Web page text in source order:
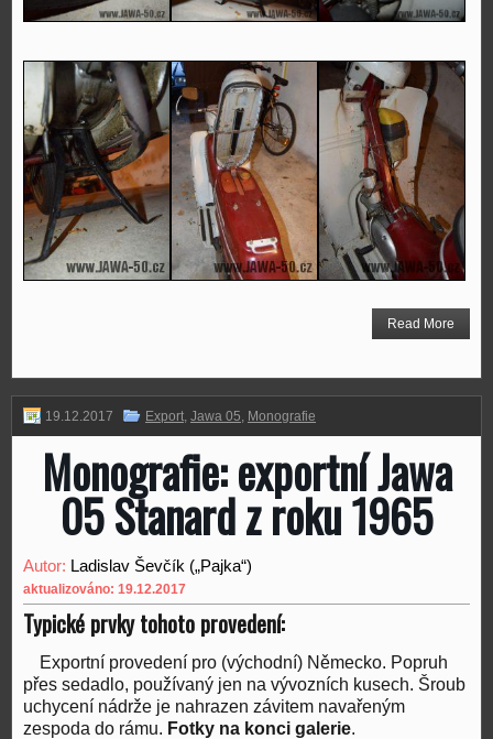
Read More
19.12.2017 Export, Jawa 05, Monografie
Monografie: exportní Jawa
05 Stanard z roku 1965
Autor: Ladislav Ševčík („Pajka“)
aktualizováno: 19.12.2017
Typické prvky tohoto provedení:
Exportní provedení pro (východní) Německo. Popruh
přes sedadlo, používaný jen na vývozních kusech. Šroub
uchycení nádrže je nahrazen závitem navařeným
zespoda do rámu. Fotky na konci galerie.